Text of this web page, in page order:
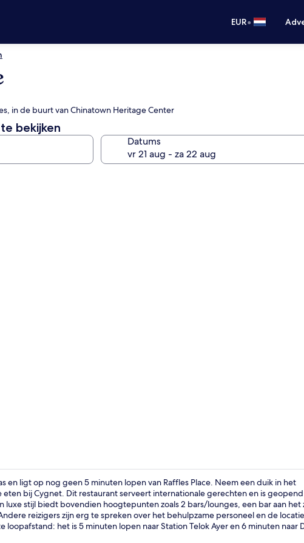
EUR•
in de buurt van Chinatown Heritage Center
bekijken
Datums
en ligt op nog geen 5 minuten lopen van Raffles Place. Neem een duik in het
bij Cygnet. Dit restaurant serveert internationale gerechten en is
luxe stijl biedt bovendien hoogtepunten zoals 2 bars/lounges, een bar aan het
reizigers zijn erg te spreken over het behulpzame personeel en de
loopafstand: het is 5 minuten lopen naar Station Telok Ayer en 6 minuten naar